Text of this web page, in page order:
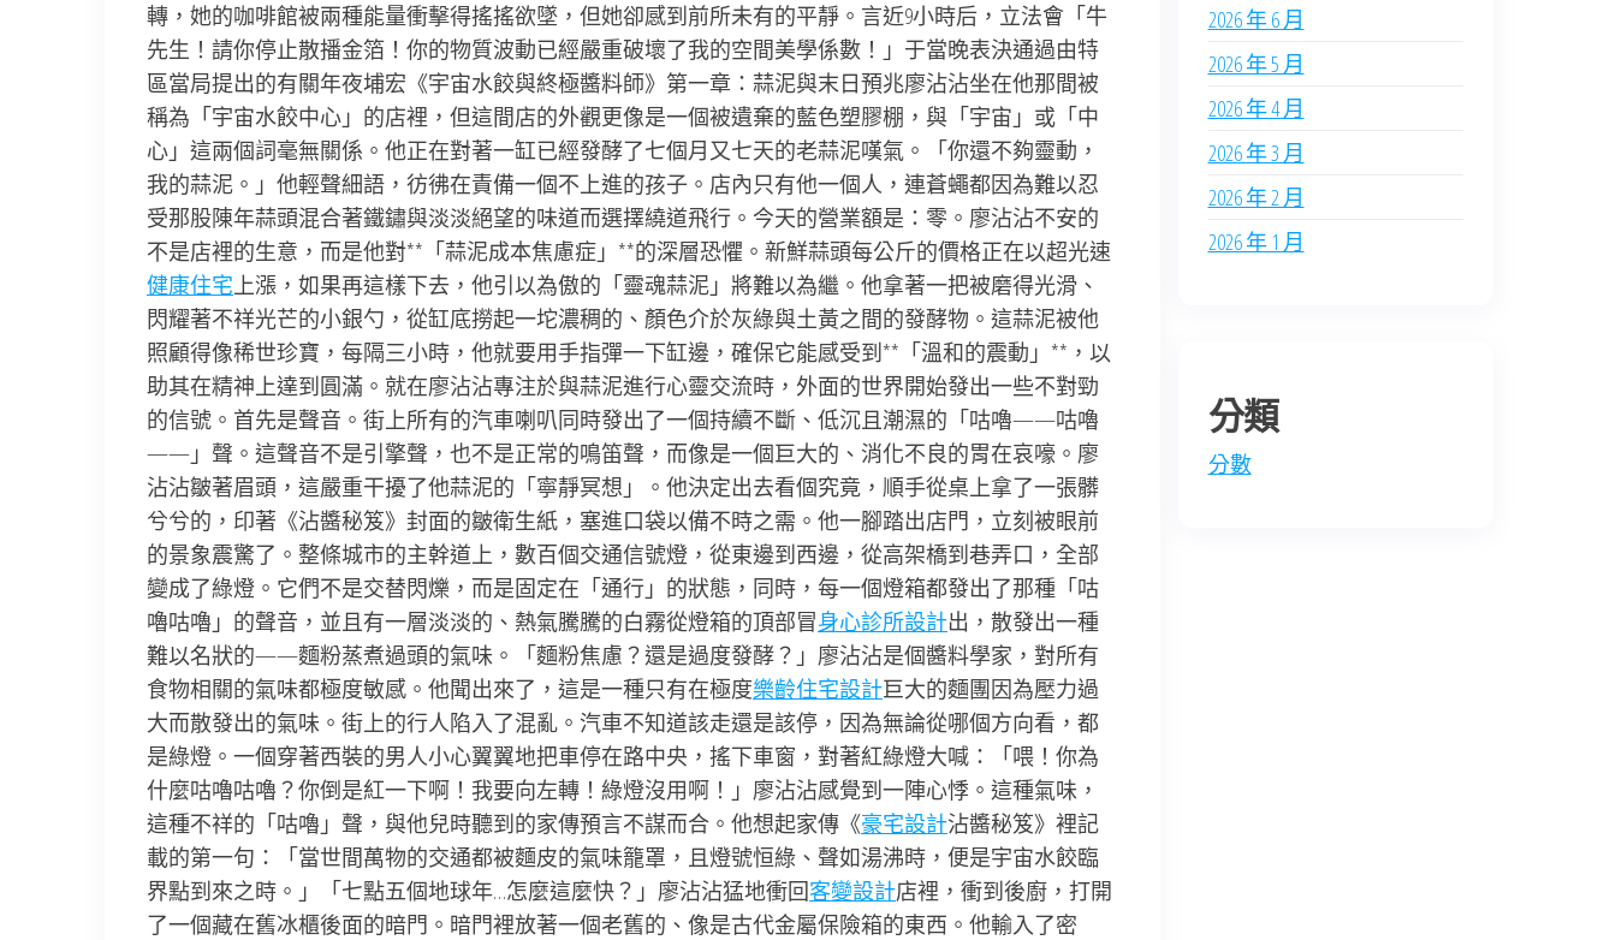
轉，她的咖啡館被兩種能量衝擊得搖搖欲墜，但她卻感到前所未有的平靜。言近9小時后，立法會「牛
先生！請你停止散播金箔！你的物質波動已經嚴重破壞了我的空間美學係數！」于當晚表決通過由特
區當局提出的有關年夜埔宏《宇宙水餃與終極醬料師》第一章：蒜泥與末日預兆廖沾沾坐在他那間被
稱為「宇宙水餃中心」的店裡，但這間店的外觀更像是一個被遺棄的藍色塑膠棚，與「宇宙」或「中
心」這兩個詞毫無關係。他正在對著一缸已經發酵了七個月又七天的老蒜泥嘆氣。「你還不夠靈動，
我的蒜泥。」他輕聲細語，彷彿在責備一個不上進的孩子。店內只有他一個人，連蒼蠅都因為難以忍
受那股陳年蒜頭混合著鐵鏽與淡淡絕望的味道而選擇繞道飛行。今天的營業額是：零。廖沾沾不安的
不是店裡的生意，而是他對**「蒜泥成本焦慮症」**的深層恐懼。新鮮蒜頭每公斤的價格正在以超光速
健康住宅上漲，如果再這樣下去，他引以為傲的「靈魂蒜泥」將難以為繼。他拿著一把被磨得光滑、
閃耀著不祥光芒的小銀勺，從缸底撈起一坨濃稠的、顏色介於灰綠與土黃之間的發酵物。這蒜泥被他
照顧得像稀世珍寶，每隔三小時，他就要用手指彈一下缸邊，確保它能感受到**「溫和的震動」**，以
助其在精神上達到圓滿。就在廖沾沾專注於與蒜泥進行心靈交流時，外面的世界開始發出一些不對勁
的信號。首先是聲音。街上所有的汽車喇叭同時發出了一個持續不斷、低沉且潮濕的「咕嚕——咕嚕
——」聲。這聲音不是引擎聲，也不是正常的鳴笛聲，而像是一個巨大的、消化不良的胃在哀嚎。廖
沾沾皺著眉頭，這嚴重干擾了他蒜泥的「寧靜冥想」。他決定出去看個究竟，順手從桌上拿了一張髒
兮兮的，印著《沾醬秘笈》封面的皺衛生紙，塞進口袋以備不時之需。他一腳踏出店門，立刻被眼前
的景象震驚了。整條城市的主幹道上，數百個交通信號燈，從東邊到西邊，從高架橋到巷弄口，全部
變成了綠燈。它們不是交替閃爍，而是固定在「通行」的狀態，同時，每一個燈箱都發出了那種「咕
嚕咕嚕」的聲音，並且有一層淡淡的、熱氣騰騰的白霧從燈箱的頂部冒身心診所設計出，散發出一種
難以名狀的——麵粉蒸煮過頭的氣味。「麵粉焦慮？還是過度發酵？」廖沾沾是個醬料學家，對所有
食物相關的氣味都極度敏感。他聞出來了，這是一種只有在極度樂齡住宅設計巨大的麵團因為壓力過
大而散發出的氣味。街上的行人陷入了混亂。汽車不知道該走還是該停，因為無論從哪個方向看，都
是綠燈。一個穿著西裝的男人小心翼翼地把車停在路中央，搖下車窗，對著紅綠燈大喊：「喂！你為
什麼咕嚕咕嚕？你倒是紅一下啊！我要向左轉！綠燈沒用啊！」廖沾沾感覺到一陣心悸。這種氣味，
這種不祥的「咕嚕」聲，與他兒時聽到的家傳預言不謀而合。他想起家傳《豪宅設計沾醬秘笈》裡記
載的第一句：「當世間萬物的交通都被麵皮的氣味籠罩，且燈號恒綠、聲如湯沸時，便是宇宙水餃臨
界點到來之時。」「七點五個地球年…怎麼這麼快？」廖沾沾猛地衝回客變設計店裡，衝到後廚，打開
了一個藏在舊冰櫃後面的暗門。暗門裡放著一個老舊的、像是古代金屬保險箱的東西。他輸入了密
2026 年 6 月
2026 年 5 月
2026 年 4 月
2026 年 3 月
2026 年 2 月
2026 年 1 月
分類
分數